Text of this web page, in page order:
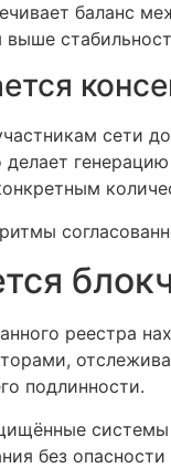
баланс
сети
делает
реестра
подлинности.
без